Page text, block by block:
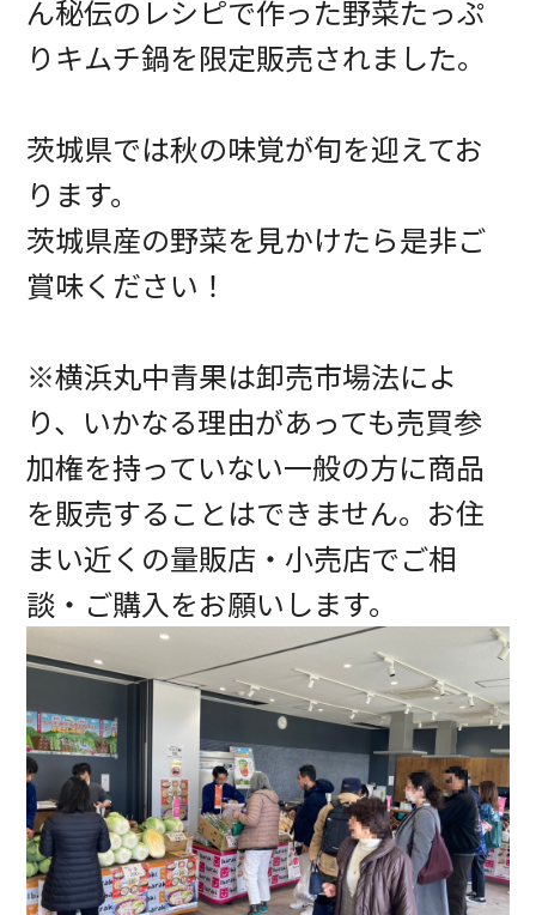
ん秘伝のレシピで作った野菜たっぷ
りキムチ鍋を限定販売されました。
茨城県では秋の味覚が旬を迎えてお
ります。
茨城県産の野菜を見かけたら是非ご
賞味ください！
※横浜丸中青果は卸売市場法によ
り、いかなる理由があっても売買参
加権を持っていない一般の方に商品
を販売することはできません。お住
まい近くの量販店・小売店でご相
談・ご購入をお願いします。